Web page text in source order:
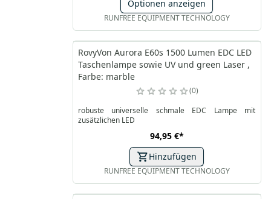
Optionen anzeigen
RUNFREE EQUIPMENT TECHNOLOGY
RovyVon Aurora E60s 1500 Lumen EDC LED
Taschenlampe sowie UV und green Laser ,
Farbe: marble
0
robuste universelle schmale EDC Lampe mit
zusätzlichen LED
94,95 €*
Hinzufügen
RUNFREE EQUIPMENT TECHNOLOGY